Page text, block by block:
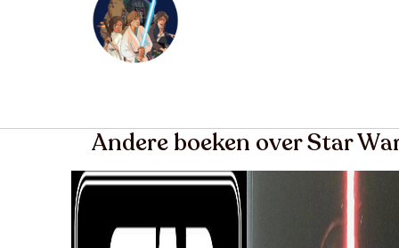
Andere boeken over Star